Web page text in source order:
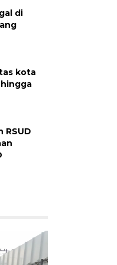
di
kota
RSUD